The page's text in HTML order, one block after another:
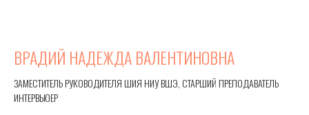
ВРАДИЙ НАДЕЖДА ВАЛЕНТИНОВНА
ЗАМЕСТИТЕЛЬ РУКОВОДИТЕЛЯ ШИЯ НИУ ВШЭ, СТАРШИЙ ПРЕПОДАВАТЕЛЬ
ИНТЕРВЬЮЕР